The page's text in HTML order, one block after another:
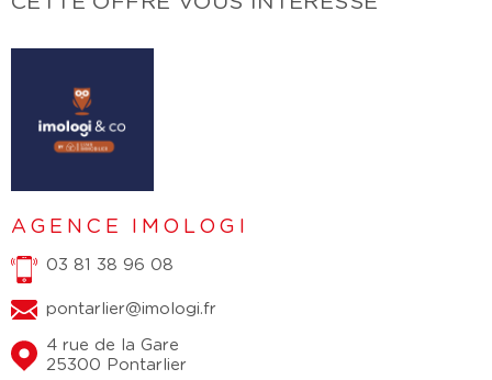
AGENCE IMOLOGI
03 81 38 96 08
pontarlier@imologi.fr
4 rue de la Gare
25300 Pontarlier